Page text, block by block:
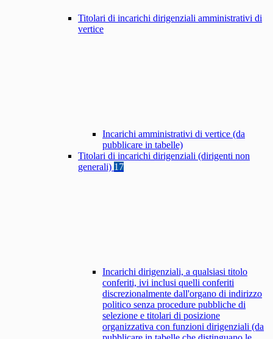
Titolari di incarichi dirigenziali amministrativi di
vertice
Incarichi amministrativi di vertice (da
pubblicare in tabelle)
Titolari di incarichi dirigenziali (dirigenti non
generali) 17
Incarichi dirigenziali, a qualsiasi titolo
conferiti, ivi inclusi quelli conferiti
discrezionalmente dall'organo di indirizzo
politico senza procedure pubbliche di
selezione e titolari di posizione
organizzativa con funzioni dirigenziali (da